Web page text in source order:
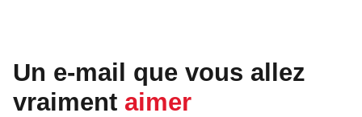
Un e-mail que vous allez
vraiment aimer